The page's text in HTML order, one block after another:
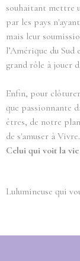
souhaitant mettre
par les pays
mais leur
l’Amérique du
grand rôle à jouer
Enfin, pour
que passionnante
êtres, de notre
de s'amuser à Vivre.
Celui qui voit la
Lulumineuse qui